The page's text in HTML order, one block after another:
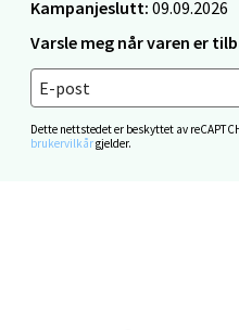
Kampanjeslutt: 09.09.2026
Varsle meg når varen er
Dette nettstedet er beskyttet av
brukervilkårgjelder.
Ålesund - Thon
Langelandsvegen 25,
Åpent i dag 10-20
0 i butikk